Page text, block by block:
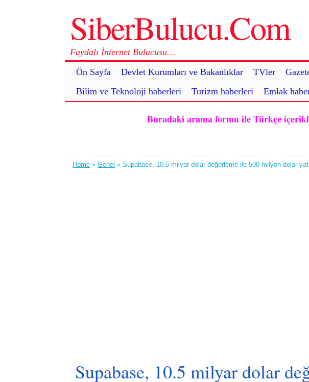
SiberBulucu.Com
Faydalı İnternet Bulucusu…
Ön Sayfa
Devlet Kurumları ve Bakanlıklar TVler
Bilim ve Teknoloji haberleri
Turizm haberleri Emlak
Buradaki arama formu ile Türkçe
Home » Genel » Supabase, 10.5 milyar dolar değerleme ile 500 milyon dolar
Supabase, 10.5 milyar dolar